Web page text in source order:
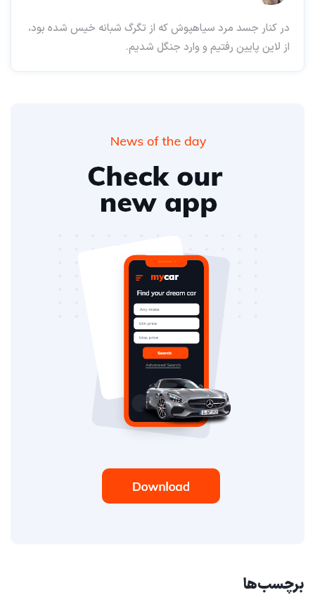
در کنار جسد مرد سیاهپوش که از تگرگ شبانه خیس شده بود،
از لاین پایین رفتیم و وارد جنگل شدیم.
برچسب‌ها